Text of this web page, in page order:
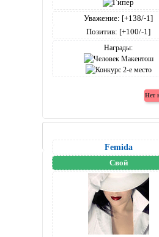
Уважение: [+138/-1]
Позитив: [+100/-1]
Награды:
Femida
Свой